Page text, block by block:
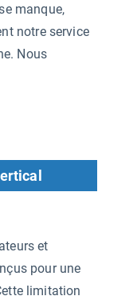
manque,
notre service
Nous
et
pour une
limitation